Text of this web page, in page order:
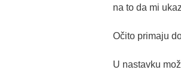
na to da mi
Očito primaju
U nastavku